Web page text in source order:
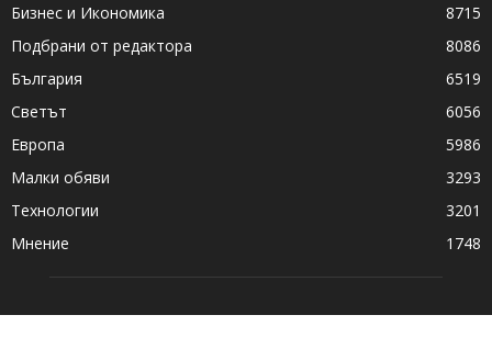
Бизнес и Икономика
8715
Подбрани от редактора
8086
България
6519
Светът
6056
Европа
5986
Малки обяви
3293
Технологии
3201
Мнение
1748